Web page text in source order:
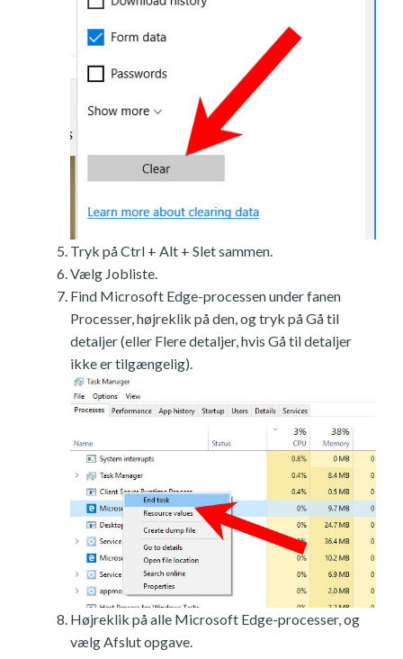
Tryk på Ctrl + Alt + Slet sammen.
Vælg Jobliste.
Find Microsoft Edge-processen under fanen
Processer, højreklik på den, og tryk på Gå til
detaljer (eller Flere detaljer, hvis Gå til detaljer
ikke er tilgængelig).
Højreklik på alle Microsoft Edge-processer, og
vælg Afslut opgave.